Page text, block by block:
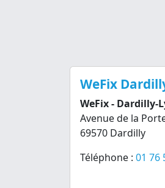
WeFix
WeFix - Dardilly-
Avenue de la
69570 Dardilly
Téléphone : 01 76